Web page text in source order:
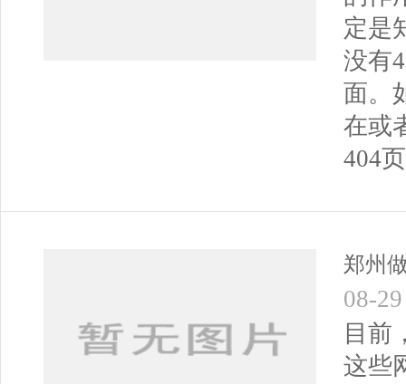
定是
没有
面。
在或
404
郑州
08-29
目前
这些